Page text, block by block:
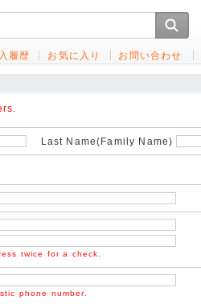
履歴 お気に入り お問い合わせ
Last Name(Family Name)
twice for a check.
phone number.